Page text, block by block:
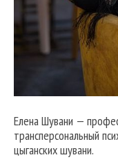
Елена Шувани —
трансперсональный
цыганских шувани.